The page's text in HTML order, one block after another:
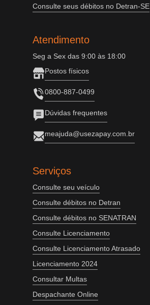
Consulte seus débitos no Detran-SE
Atendimento
Seg a Sex das 9:00 às 18:00
Postos físicos
0800-887-0499
Dúvidas frequentes
meajuda@usezapay.com.br
Serviços
Consulte seu veículo
Consulte débitos no Detran
Consulte débitos no SENATRAN
Consulte Licenciamento
Consulte Licenciamento Atrasado
Licenciamento 2024
Consultar Multas
Despachante Online